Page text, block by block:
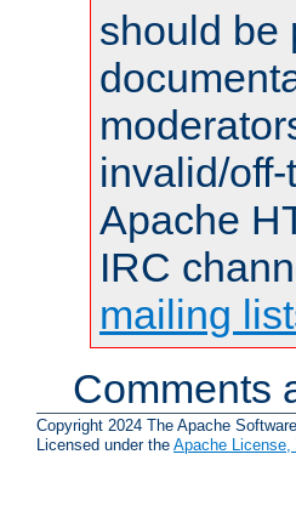
should be
invalid/
Apache
IRC
mailing
Comments
Copyright 2024 The Apache
Licensed under the Apache License,